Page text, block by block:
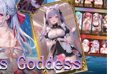
est une excellente
obligent à passer au
des tâches.Exécutez le
l'opération, puis répétez
en temps réel.En